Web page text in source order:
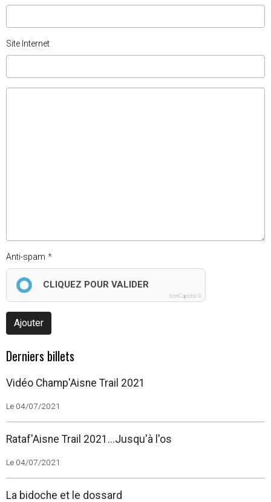
Site Internet
Anti-spam
CLIQUEZ POUR VALIDER
IconCaptcha ©
Ajouter
Derniers billets
Vidéo Champ'Aisne Trail 2021
Le 04/07/2021
Rataf'Aisne Trail 2021...Jusqu'à l'os
Le 04/07/2021
La bidoche et le dossard